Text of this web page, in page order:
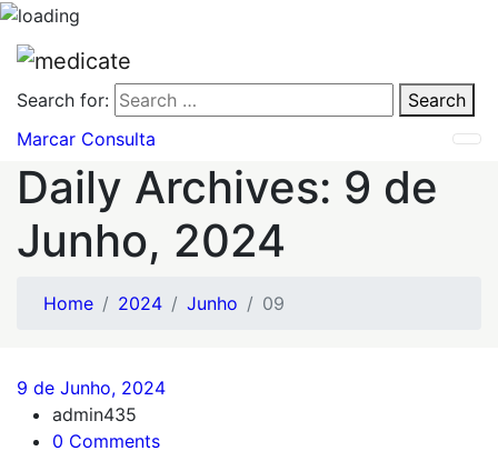
Search for:
Search
Marcar Consulta
Daily Archives: 9 de
Junho, 2024
Home 2024 Junho 09
9 de Junho, 2024
admin435
0 Comments